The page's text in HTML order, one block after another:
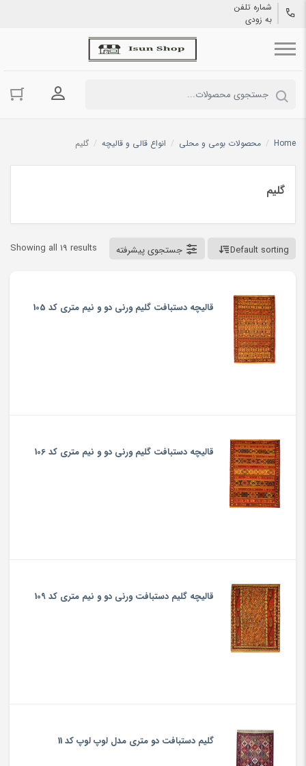
شماره تلفن
به زودی
ورود به
Home
/ محصولات بومی و محلی / انواع قالی و قالیچه / گلیم
گلیم
Showing all 19 results Default sorting جستجوی پیشرفته
قالیچه دستبافت گلیم ورنی دو و نیم متری کد 105
قالیچه دستبافت گلیم ورنی دو و نیم متری کد 106
قالیچه گلیم دستبافت ورنی دو و نیم متری کد 109
گلیم دستبافت دو متری مدل لوپ لوپ کد 11